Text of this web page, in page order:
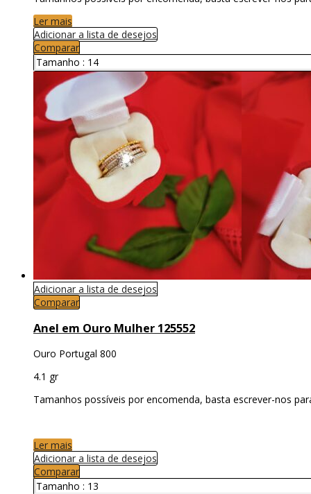
Ler mais
Adicionar a lista de desejos
Comparar
Tamanho : 14
Adicionar a lista de desejos
Comparar
Anel em Ouro Mulher 125552
Ouro Portugal 800
4.1 gr
Tamanhos possíveis por encomenda, basta escrever-nos
Ler mais
Adicionar a lista de desejos
Comparar
Tamanho : 13